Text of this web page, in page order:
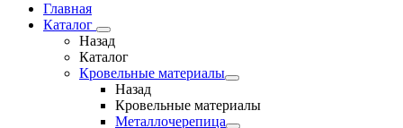
Главная
Каталог
Назад
Каталог
Кровельные материалы
Назад
Кровельные материалы
Металлочерепица